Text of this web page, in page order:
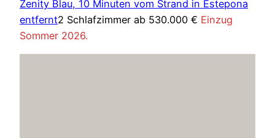
Zenity Blau, 10 Minuten vom Strand in Estepona
entfernt2 Schlafzimmer ab 530.000 € Einzug
Sommer 2026.